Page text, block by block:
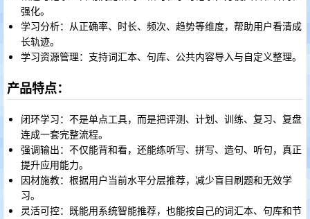
强化。
学习分析：从正确率、时长、频次、趋势等维度，帮助用户看清成
长轨迹。
学习资源管理：支持词汇本、句库、公共内容导入与自定义整理。
产品特点：
闭环学习：不是单点工具，而是把评测、计划、训练、复习、复盘
连成一套完整流程。
强调输出：不仅能背和看，还能练听写、拼写、造句、听句，真正
提升应用能力。
因材施教：根据用户当前水平分层推荐，减少盲目刷题和无效学
习。
灵活可控：既能用系统智能推荐，也能按自己的词汇本、句库和节